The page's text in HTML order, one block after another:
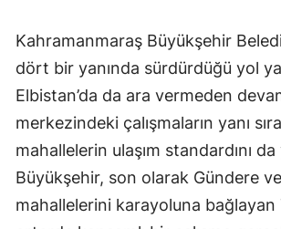
Kahramanmaraş Büyükşehir
dört bir yanında sürdürdüğü yol
Elbistan’da da ara vermeden
merkezindeki çalışmaların yanı
mahallelerin ulaşım standardını
Büyükşehir, son olarak Gündere
mahallelerini karayoluna